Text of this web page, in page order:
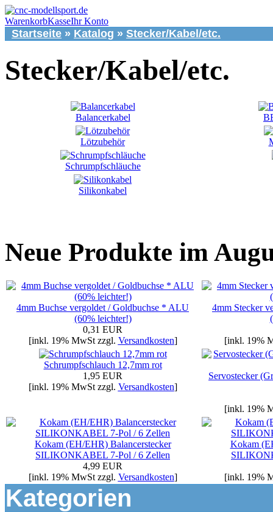
WarenkorbKasseIhr Konto
Startseite » Katalog » Stecker/Kabel/etc.
Stecker/Kabel/etc.
Balancerkabel
Lötzubehör
Schrumpfschläuche
Silikonkabel
Neue Produkte im
4mm Buchse vergoldet / Goldbuchse * ALU
(60% leichter!)
0,31 EUR
[inkl. 19% MwSt zzgl. Versandkosten]
4mm Stecker
[inkl. 19%
Schrumpfschlauch 12,7mm rot
1,95 EUR
[inkl. 19% MwSt zzgl. Versandkosten]
Servostecker
[inkl. 19%
Kokam (EH/EHR) Balancerstecker
SILIKONKABEL 7-Pol / 6 Zellen
4,99 EUR
[inkl. 19% MwSt zzgl. Versandkosten]
Kokam
[inkl. 19%
Kategorien